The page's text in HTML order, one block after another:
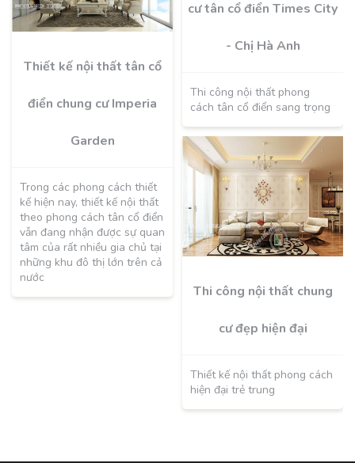
cư tân cổ điển Times City
- Chị Hà Anh
Thi công nội thất phong
cách tân cổ điển sang trọng
Thiết kế nội thất tân cổ
điển chung cư Imperia
Garden
Trong các phong cách thiết
kế hiện nay, thiết kế nội thất
theo phong cách tân cổ điển
vẫn đang nhận được sự quan
tâm của rất nhiều gia chủ tại
những khu đô thị lớn trên cả
nước
Thi công nội thất chung
cư đẹp hiện đại
Thiết kế nội thất phong cách
hiện đại trẻ trung